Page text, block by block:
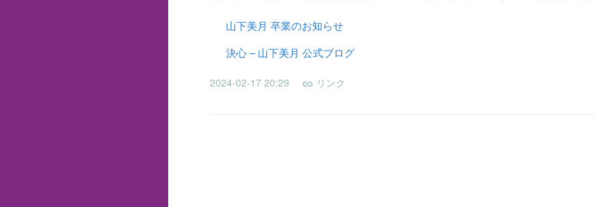
山下美月 卒業のお知らせ
決心 – 山下美月 公式ブログ
2024-02-17 20:29 リンク